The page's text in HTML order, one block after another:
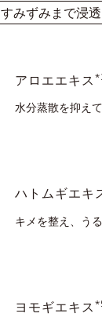
すみずみまで浸
アロエエキス
水分蒸散を抑え
ハトムギエキ
キメを整え、う
ヨモギエキス